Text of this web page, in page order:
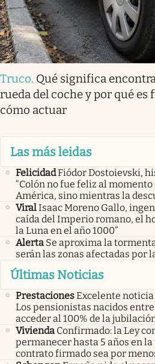
Truco. Qué significa
rueda del coche y por qué es
cómo actuar
Las más leidas
FelicidadFiódor Dostoievski,
“Colón no fue feliz al
América, sino mientras la
ViralIsaac Moreno Gallo,
caída del Imperio romano, el
la Luna en el año 1000”
Alerta Se aproxima la
serán las zonas afectadas por
Últimas Noticias
PrestacionesExcelente noticia
Los pensionistas nacidos entre
acceder al 100% de la
Vivienda Confirmado: la Ley
permanecer hasta 5 años en
contrato firmado sea por